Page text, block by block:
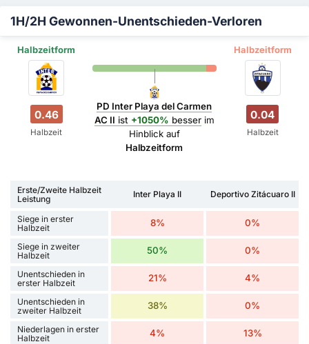
1H/2H Gewonnen-Unentschieden-Verloren
Halbzeitform Halbzeitform
0.46
Halbzeit
PD Inter Playa del Carmen
AC II ist +1050% besserim
Hinblick auf
Halbzeitform
0.04
Halbzeit
Erste/Zweite Halbzeit
Leistung
Inter Playa II Deportivo Zitácuaro II
Siege in erster
Halbzeit
8% 0%
Siege in zweiter
Halbzeit
50% 0%
Unentschieden in
erster Halbzeit
21% 4%
Unentschieden in
zweiter Halbzeit
38% 0%
Niederlagen in erster
Halbzeit
4% 13%